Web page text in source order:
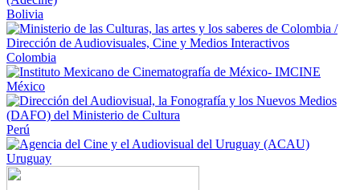
Bolivia
Colombia
México
Perú
Uruguay